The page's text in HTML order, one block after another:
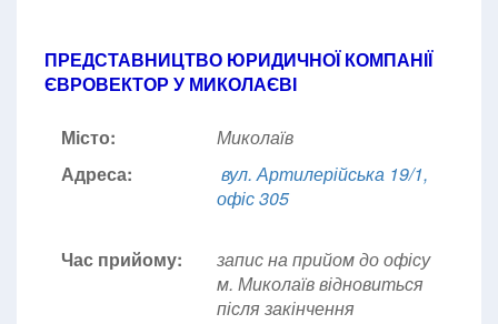
ПРЕДСТАВНИЦТВО ЮРИДИЧНОЇ КОМПАНІЇ
ЄВРОВЕКТОР У МИКОЛАЄВІ
Місто:
Миколаїв
Адреса:
вул. Артилерійська 19/1,
офіс 305
Час прийому:
запис на прийом до офісу
м. Миколаїв відновиться
після закінчення